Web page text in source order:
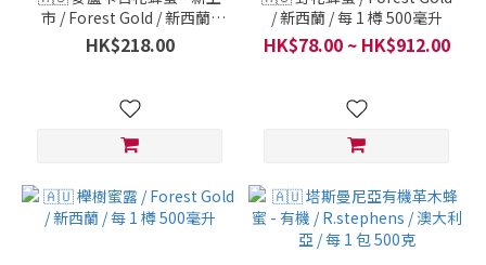
市 / Forest Gold / 新西蘭 /
每 1 樽 1000毫升
HK$218.00
/ 新西蘭 / 每 1 樽 500毫升
HK$78.00 ~ HK$912.00